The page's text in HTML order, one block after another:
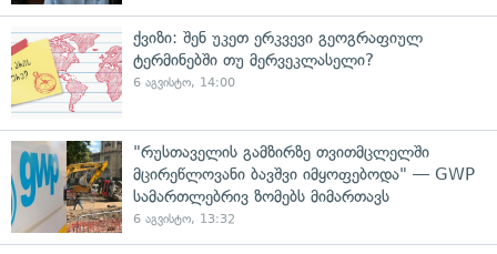
ქვიზი: შენ უკეთ ერკვევი გეოგრაფიულ
ტერმინებში თუ მერვეკლასელი?
6 აგვისტო, 14:00
"რუსთაველის გამზირზე თვითმცლელში
მცირეწლოვანი ბავშვი იმყოფებოდა" — GWP
სამართლებრივ ზომებს მიმართავს
6 აგვისტო, 13:32